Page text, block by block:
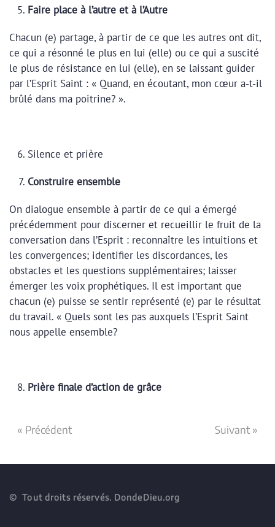
Faire place à l’autre et à l’Autre
Chacun (e) partage, à partir de ce que les autres ont dit,
ce qui a résonné le plus en lui (elle) ou ce qui a suscité
le plus de résistance en lui (elle), en se laissant guider
par l’Esprit Saint : « Quand, en écoutant, mon cœur a-t-il
brûlé dans ma poitrine? ».
Silence et prière
Construire ensemble
On dialogue ensemble à partir de ce qui a émergé
précédemment pour discerner et recueillir le fruit de la
conversation dans l’Esprit : reconnaître les intuitions et
les convergences; identifier les discordances, les
obstacles et les questions supplémentaires; laisser
émerger les voix prophétiques. Il est important que
chacun (e) puisse se sentir représenté (e) par le résultat
du travail. « Quels sont les pas auxquels l’Esprit Saint
nous appelle ensemble?
Prière finale d’action de grâce
« Précédent Suivant »
© Tout droits réservés. DondeDieu.org